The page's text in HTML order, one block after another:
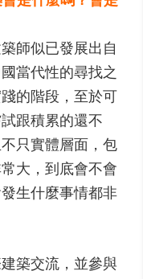
師似已發展出自
當代性的尋找之
的階段，至於可
跟積累的還不
只實體層面，包
大，到底會不會
生什麼事情都非
築交流，並參與